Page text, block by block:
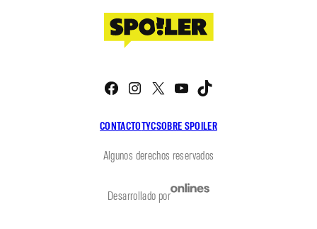
CONTACTOTYCSOBRE SPOILER
Facebook
Instagram
X YouTube
Algunos derechos reservados
Desarrollado por